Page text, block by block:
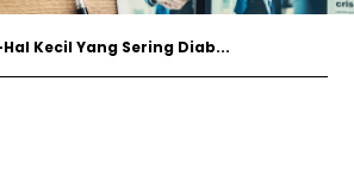
Kecil Yang Sering Diab...